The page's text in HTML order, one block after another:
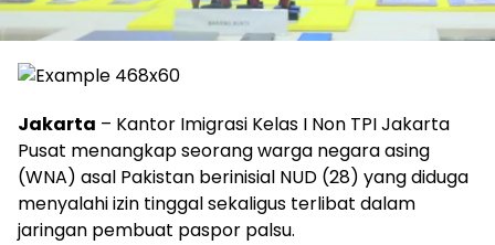
Jakarta – Kantor Imigrasi Kelas I Non TPI Jakarta
Pusat menangkap seorang warga negara asing
(WNA) asal Pakistan berinisial NUD (28) yang diduga
menyalahi izin tinggal sekaligus terlibat dalam
jaringan pembuat paspor palsu.